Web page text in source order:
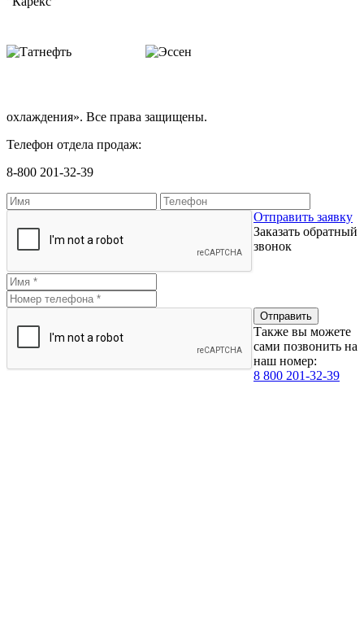
охлаждения». Все права защищены.
Телефон отдела продаж:
8-800 201-32-39
Отправить заявку
Заказать обратный
звонок
Также вы можете
сами позвонить на
наш номер:
8 800 201-32-39